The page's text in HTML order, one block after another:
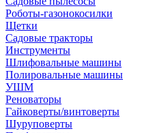
Роботы-газонокосилки
Щетки
Садовые тракторы
Инструменты
Шлифовальные машины
Полировальные машины
УШМ
Реноваторы
Гайковерты/винтоверты
Шуруповерты